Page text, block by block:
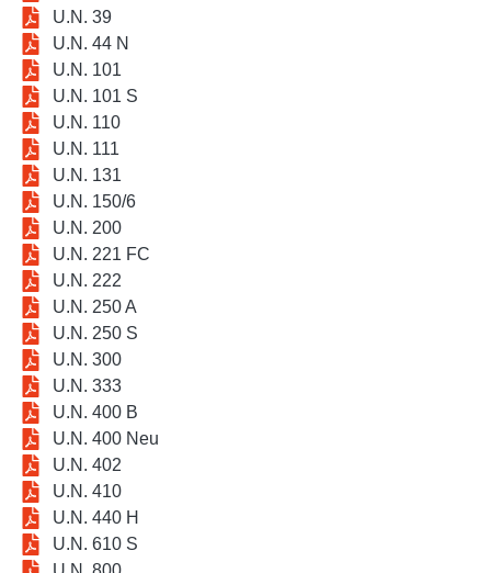
U.N. 39
U.N. 44 N
U.N. 101
U.N. 101 S
U.N. 110
U.N. 111
U.N. 131
U.N. 150/6
U.N. 200
U.N. 221 FC
U.N. 222
U.N. 250 A
U.N. 250 S
U.N. 300
U.N. 333
U.N. 400 B
U.N. 400 Neu
U.N. 402
U.N. 410
U.N. 440 H
U.N. 610 S